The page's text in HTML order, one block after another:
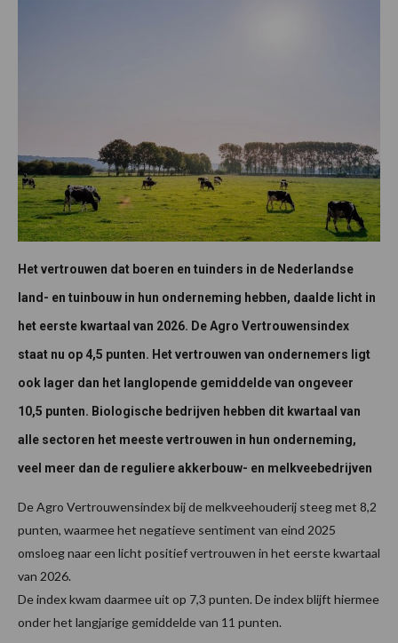
Het vertrouwen dat boeren en tuinders in de Nederlandse
land- en tuinbouw in hun onderneming hebben, daalde licht in
het eerste kwartaal van 2026. De Agro Vertrouwensindex
staat nu op 4,5 punten. Het vertrouwen van ondernemers ligt
ook lager dan het langlopende gemiddelde van ongeveer
10,5 punten. Biologische bedrijven hebben dit kwartaal van
alle sectoren het meeste vertrouwen in hun onderneming,
veel meer dan de reguliere akkerbouw- en melkveebedrijven
De Agro Vertrouwensindex bij de melkveehouderij steeg met 8,2
punten, waarmee het negatieve sentiment van eind 2025
omsloeg naar een licht positief vertrouwen in het eerste kwartaal
van 2026.
De index kwam daarmee uit op 7,3 punten. De index blijft hiermee
onder het langjarige gemiddelde van 11 punten.